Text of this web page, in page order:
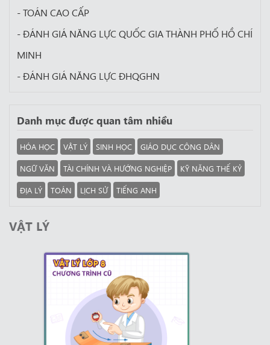
- TOÁN CAO CẤP
- ĐÁNH GIÁ NĂNG LỰC QUỐC GIA THÀNH PHỐ HỒ CHÍ
MINH
- ĐÁNH GIÁ NĂNG LỰC ĐHQGHN
Danh mục được quan tâm nhiều
HÓA HỌC VẬT LÝ SINH HỌC
GIÁO DỤC CÔNG DÂN
NGỮ VĂN
TÀI CHÍNH VÀ HƯỚNG NGHIỆP
KỸ NĂNG THẾ KỶ
ĐỊA LÝ
TOÁN LỊCH SỬ TIẾNG ANH
VẬT LÝ